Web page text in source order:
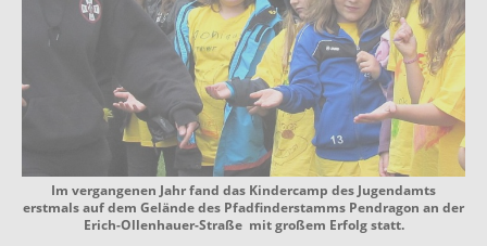
Im vergangenen Jahr fand das Kindercamp des Jugendamts
erstmals auf dem Gelände des Pfadfinderstamms Pendragon an der
Erich-Ollenhauer-Straße mit großem Erfolg statt.